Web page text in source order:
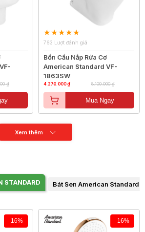
₫
763 Lượt đánh giá
Bồn Cầu Nắp Rửa Cơ
American Standard VF-
1863SW
4.276.000 ₫ 8.100.000 ₫
Mua Ngay
Xem thêm
STANDARD Bát Sen American Standard
-16% -16%